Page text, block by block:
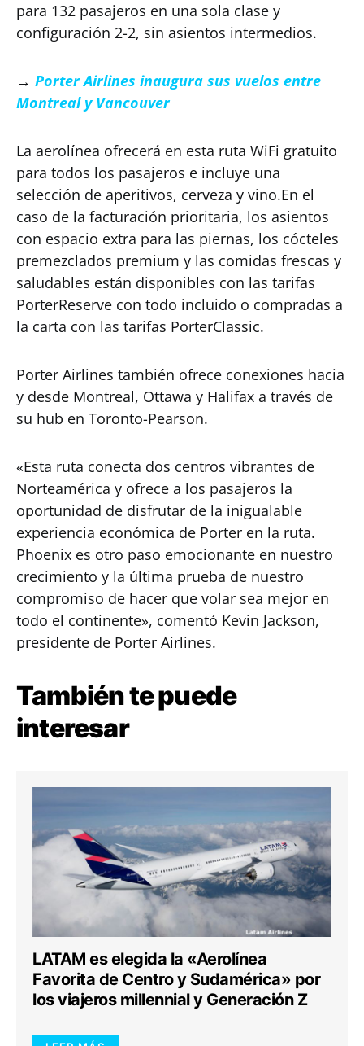
para 132 pasajeros en una sola clase y
configuración 2-2, sin asientos intermedios.
→ Porter Airlines inaugura sus vuelos entre
Montreal y Vancouver
La aerolínea ofrecerá en esta ruta WiFi gratuito
para todos los pasajeros e incluye una
selección de aperitivos, cerveza y vino.En el
caso de la facturación prioritaria, los asientos
con espacio extra para las piernas, los cócteles
premezclados premium y las comidas frescas y
saludables están disponibles con las tarifas
PorterReserve con todo incluido o compradas a
la carta con las tarifas PorterClassic.
Porter Airlines también ofrece conexiones hacia
y desde Montreal, Ottawa y Halifax a través de
su hub en Toronto-Pearson.
«Esta ruta conecta dos centros vibrantes de
Norteamérica y ofrece a los pasajeros la
oportunidad de disfrutar de la inigualable
experiencia económica de Porter en la ruta.
Phoenix es otro paso emocionante en nuestro
crecimiento y la última prueba de nuestro
compromiso de hacer que volar sea mejor en
todo el continente», comentó Kevin Jackson,
presidente de Porter Airlines.
También te puede
interesar
LATAM es elegida la «Aerolínea
Favorita de Centro y Sudamérica» por
los viajeros millennial y Generación Z